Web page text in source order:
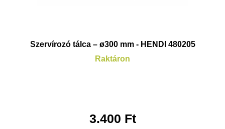
Szervírozó tálca – ø300 mm - HENDI 480205
Raktáron
3.400 Ft